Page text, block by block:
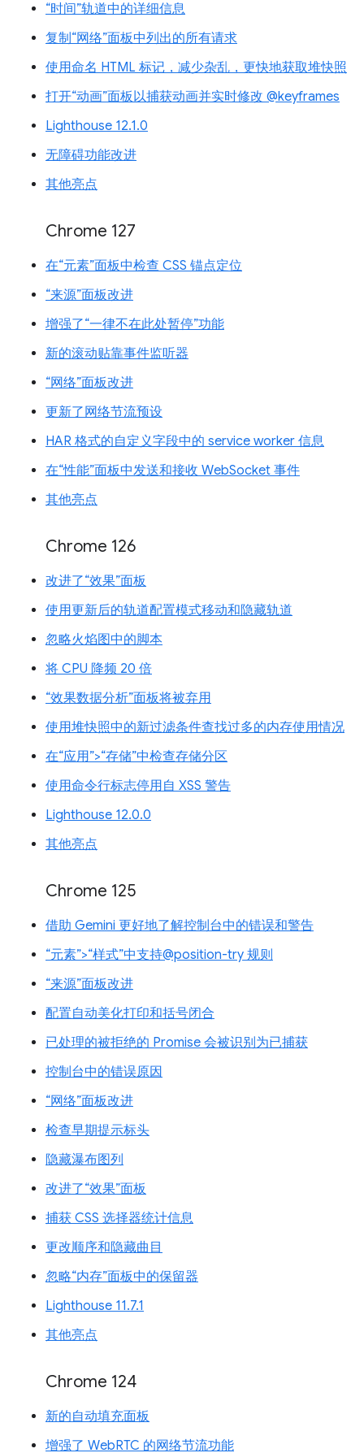
“时间”轨道中的详细信息
复制“网络”面板中列出的所有请求
使用命名 HTML 标记，减少杂乱，更快地获取堆快照
打开“动画”面板以捕获动画并实时修改 @keyframes
Lighthouse 12.1.0
无障碍功能改进
其他亮点
Chrome 127
在“元素”面板中检查 CSS 锚点定位
“来源”面板改进
增强了“一律不在此处暂停”功能
新的滚动贴靠事件监听器
“网络”面板改进
更新了网络节流预设
HAR 格式的自定义字段中的 service worker 信息
在“性能”面板中发送和接收 WebSocket 事件
其他亮点
Chrome 126
改进了“效果”面板
使用更新后的轨道配置模式移动和隐藏轨道
忽略火焰图中的脚本
将 CPU 降频 20 倍
“效果数据分析”面板将被弃用
使用堆快照中的新过滤条件查找过多的内存使用情况
在“应用”>“存储”中检查存储分区
使用命令行标志停用自 XSS 警告
Lighthouse 12.0.0
其他亮点
Chrome 125
借助 Gemini 更好地了解控制台中的错误和警告
“元素”>“样式”中支持@position-try 规则
“来源”面板改进
配置自动美化打印和括号闭合
已处理的被拒绝的 Promise 会被识别为已捕获
控制台中的错误原因
“网络”面板改进
检查早期提示标头
隐藏瀑布图列
改进了“效果”面板
捕获 CSS 选择器统计信息
更改顺序和隐藏曲目
忽略“内存”面板中的保留器
Lighthouse 11.7.1
其他亮点
Chrome 124
新的自动填充面板
增强了 WebRTC 的网络节流功能